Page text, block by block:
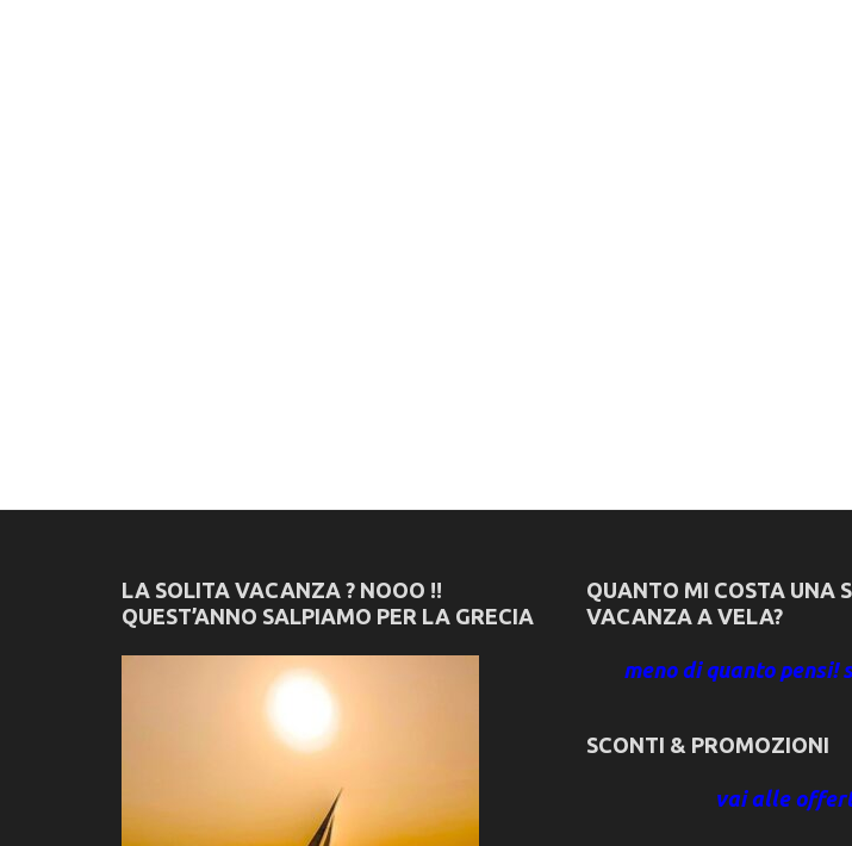
LA SOLITA VACANZA ? NOOO !!
QUEST’ANNO SALPIAMO PER LA GRECIA
QUANTO MI COSTA UNA
VACANZA A VELA?
meno di quanto pensi!
SCONTI & PROMOZIONI
vai alle